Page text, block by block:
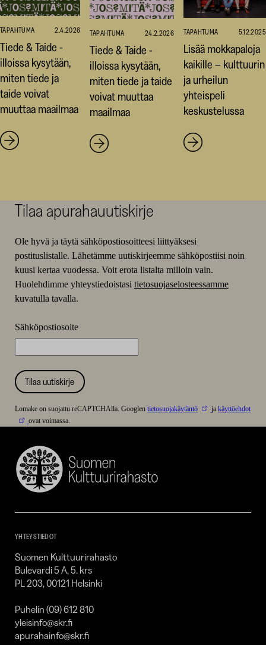
TAPAHTUMA 2.4.2026
Tiede & Taide -
illoissa kysytään,
miten tiede ja
taide voivat
muuttaa maailmaa
TAPAHTUMA 24.2.2026
Tiede & Taide -
illoissa kysytään,
miten tiede ja taide
voivat muuttaa
maailmaa
TAPAHTUMA 5.12.2025
Lisää mokkapaloja
kaikille – kulttuurin
ja urheilun
yhteispeli
keskustelussa
Tilaa apurahauutiskirje
Ole hyvä ja täytä sähköpostiosoitteesi liittyäksesi
postituslistalle. Lähetämme uutiskirjeemme sähköpostiisi noin
kuusi kertaa vuodessa. Voit erota listalta milloin vain.
Huolehdimme yhteystiedoistasi tietosuojaselosteessamme
kuvatulla tavalla.
Sähköpostiosoite
Tilaa uutiskirje
Lomake on suojattu reCAPTCHAlla. Googlen tietosuojakäytäntö jakäyttöehdot
ovat voimassa.
Suomen
Kulttuurirahasto
YHTEYSTIEDOT
Suomen Kulttuurirahasto
Bulevardi 5 A, 5. krs
PL 203, 00121 Helsinki
Puhelin (09) 612 810
yleisinfo@skr.fi
apurahainfo@skr.fi